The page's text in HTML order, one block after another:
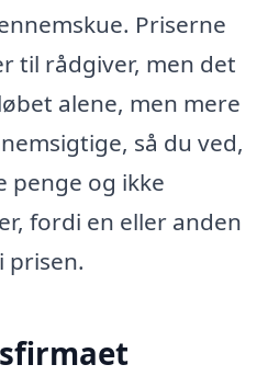
Priserne
til rådgiver, men det
alene, men mere
så du ved,
penge og ikke
fordi en eller anden
prisen.